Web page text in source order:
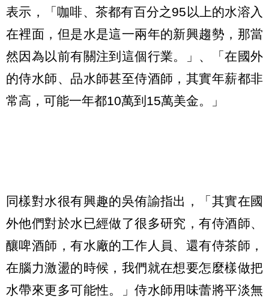
表示，「咖啡、茶都有百分之95以上的水溶入
在裡面，但是水是這一兩年的新興趨勢，那當
然因為以前有關注到這個行業。」、「在國外
的侍水師、品水師甚至侍酒師，其實年薪都非
常高，可能一年都10萬到15萬美金。」
同樣對水很有興趣的吳侑諭指出，「其實在國
外他們對於水已經做了很多研究，有侍酒師、
釀啤酒師，有水廠的工作人員、還有侍茶師，
在腦力激盪的時候，我們就在想要怎麼樣做把
水帶來更多可能性。」侍水師用味蕾將平淡無